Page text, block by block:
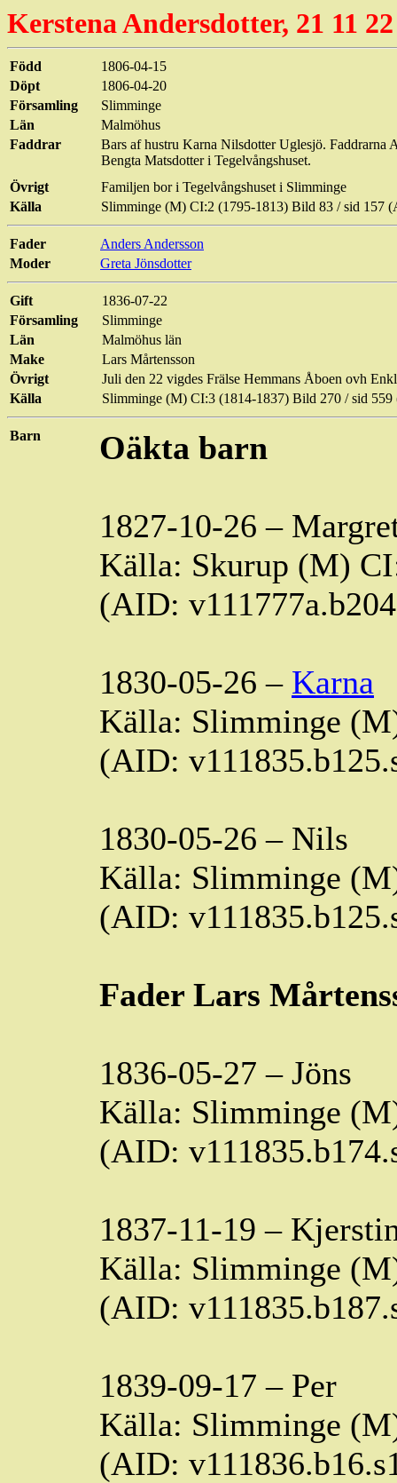
KerstenaAndersdotter, 21 11
Född
1806-04-15
Döpt
1806-04-20
Församling
Slimminge
Län
Malmöhus
Faddrar
Bars afhustru Karna NilsdotterUglesjö. Faddrarna
Bengta Matsdotter i Tegelvångshuset.
Övrigt
Familjen bor i Tegelvångshuset i Slimminge
Källa
Slimminge (M) CI:2 (1795-1813) Bild 83 / sid 157
Fader
Anders Andersson
Moder
Greta Jönsdotter
Gift
1836-07-22
Församling
Slimminge
Län
Malmöhus län
Make
Lars Mårtensson
Övrigt
Juli den 22 vigdes Frälse Hemmans Åboen ovh
Källa
Slimminge (M) CI:3 (1814-1837) Bild 270 / sid
Barn Oäkta barn
1827-10-26 –
Källa: Skurup (M)
(AID:
1830-05-26 – Karna
Källa: Slimminge
(AID:
1830-05-26 – Nils
Källa: Slimminge
(AID:
Fader Lars
1836-05-27 – Jöns
Källa: Slimminge
(AID:
1837-11-19 –
Källa: Slimminge
(AID:
1839-09-17 – Per
Källa: Slimminge
(AID: